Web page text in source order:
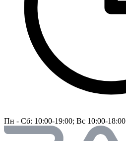
Пн - Сб: 10:00-19:00; Вс 10:00-18:00